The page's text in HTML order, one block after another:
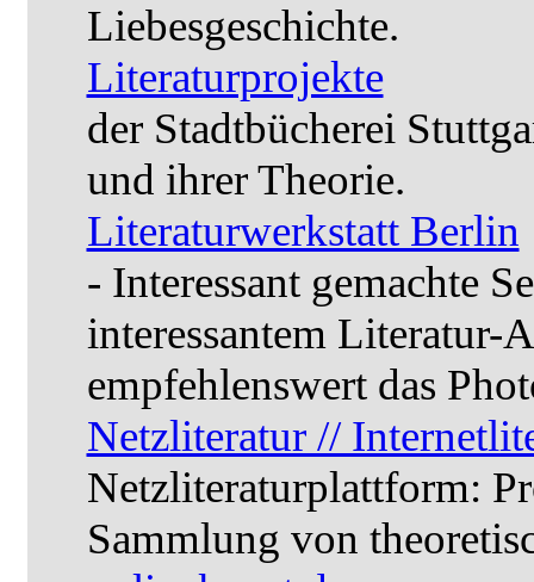
Liebesgeschichte.
Literaturprojekte
der Stadtbücherei
und ihrer Theorie.
Literaturwerkstatt Berlin
- Interessant gemachte
interessantem Literatur-
empfehlenswert das
Netzliteratur //
Netzliteraturplattform:
Sammlung von